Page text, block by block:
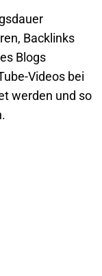
Backlinks
Blogs
Videos bei
werden und so